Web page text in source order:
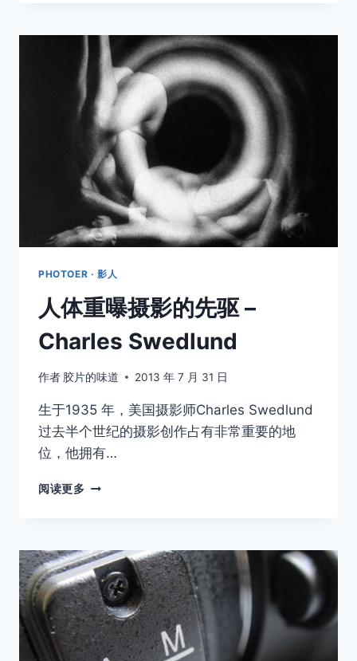
代
视
觉
艺
术
家
SAMUEL
BAYER
PHOTOER · 影人
人体重曝摄影的先驱 –
Charles Swedlund
作者 胶片的味道 2013 年 7 月 31 日
生于1935 年，美国摄影师Charles Swedlund
过去半个世纪的摄影创作占有非常重要的地
位，他拥有…
阅读更多
摄
影
的
先
驱
CHARLES